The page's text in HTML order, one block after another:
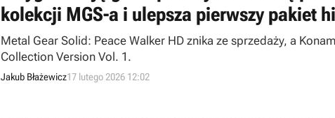
kolekcji MGS-a i ulepsza pierwszy pakiet
Metal Gear Solid: Peace Walker HD znika ze sprzedaży, a
Collection Version Vol. 1.
Jakub Błażewicz17 lutego 2026 12:02